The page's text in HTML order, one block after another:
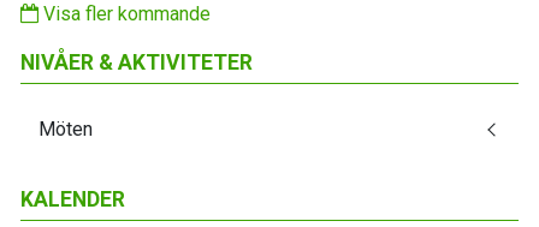
Visa fler kommande
NIVÅER & AKTIVITETER
Möten
KALENDER